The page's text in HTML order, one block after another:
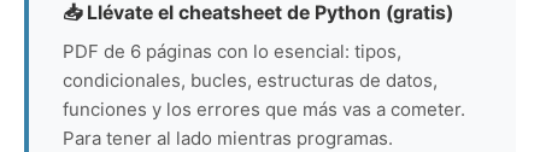
📥 Llévate el cheatsheet de Python (gratis)
PDF de 6 páginas con lo esencial: tipos,
condicionales, bucles, estructuras de datos,
funciones y los errores que más vas a cometer.
Para tener al lado mientras programas.